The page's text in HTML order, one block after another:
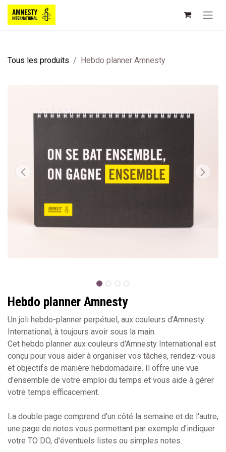
Tous les produits Hebdo planner Amnesty
Hebdo planner Amnesty
Un joli hebdo-planner perpétuel, aux couleurs d'Amnesty
International, à toujours avoir sous la main.
Cet hebdo planner aux couleurs d'Amnesty International est
conçu pour vous aider à organiser vos tâches, rendez-vous
et objectifs de manière hebdomadaire. Il offre une vue
d'ensemble de votre emploi du temps et vous aide à gérer
votre temps efficacement.
La double page comprend d'un côté la semaine et de l'autre,
une page de notes vous permettant par exemple d'indiquer
votre TO DO, d'éventuels listes ou simples notes.